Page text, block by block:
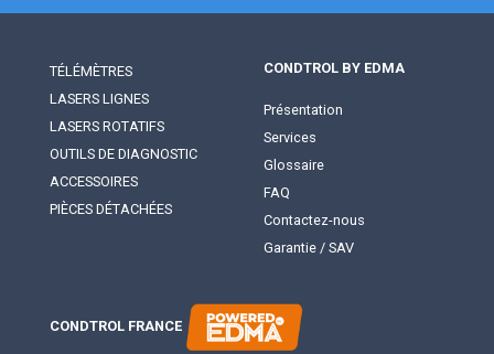
TÉLÉMÈTRES
LASERS LIGNES
LASERS ROTATIFS
OUTILS DE DIAGNOSTIC
ACCESSOIRES
PIÈCES DÉTACHÉES
CONDTROL BY EDMA
Présentation
Services
Glossaire
FAQ
Contactez-nous
Garantie / SAV
CONDTROL FRANCE